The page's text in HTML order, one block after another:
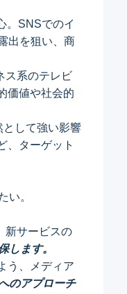
。SNSでのイ
出を狙い、商
ス系のテレビ
価値や社会的
として強い影響
、ターゲット
い。
新サービスの
します。
う、メディア
のアプローチ